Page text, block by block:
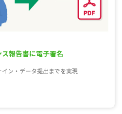
ス報告書に電子署名
ン・データ提出までを実現